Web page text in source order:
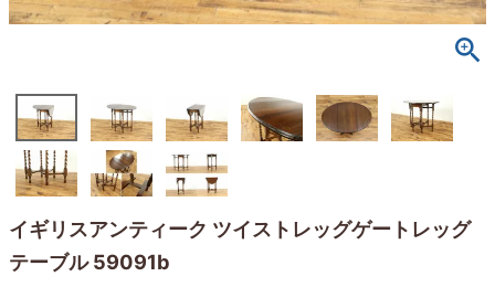
イギリスアンティーク ツイストレッグゲートレッグ
テーブル 59091b